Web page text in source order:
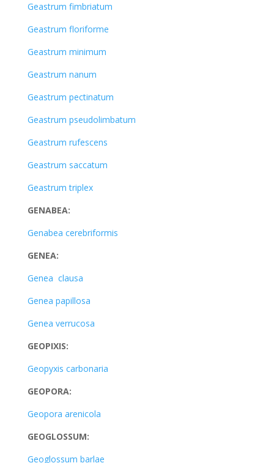
Geastrum fimbriatum
Geastrum floriforme
Geastrum minimum
Geastrum nanum
Geastrum pectinatum
Geastrum pseudolimbatum
Geastrum rufescens
Geastrum saccatum
Geastrum triplex
GENABEA:
Genabea cerebriformis
GENEA:
Genea clausa
Genea papillosa
Genea verrucosa
GEOPIXIS:
Geopyxis carbonaria
GEOPORA:
Geopora arenicola
GEOGLOSSUM:
Geoglossum barlae